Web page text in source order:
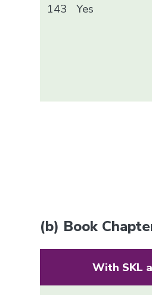
143 Yes
(b) Book
With SKL